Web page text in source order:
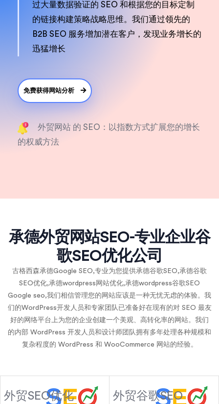
过大量数据验证的 SEO 和根据您的目标定制
的链接构建策略战略思维。我们通过领先的
B2B SEO 服务增加潜在客户，发现业务增长的
迅猛增长
免费获得网站分析
外贸网站 的 SEO：以指数方式扩展您的增长
的权威方法
承德外贸网站SEO-专业企业谷
歌SEO优化公司
古格西森承德Google SEO,专业为您提供承德谷歌SEO,承德谷歌
SEO优化,承德wordpress网站优化,承德wordpress谷歌SEO
Google seo,我们相信管理您的网站应该是一种无忧无虑的体验。我
们的WordPress开发人员和专家团队已准备好在现有的对 SEO 最友
好的网络平台上为您的企业创建一个美观、高转化率的网站。我们
的内部 WordPress 开发人员和设计师团队拥有多年处理各种规模和
复杂程度的 WordPress 和 WooCommerce 网站的经验。
外贸SEO优化 外贸谷歌SEO